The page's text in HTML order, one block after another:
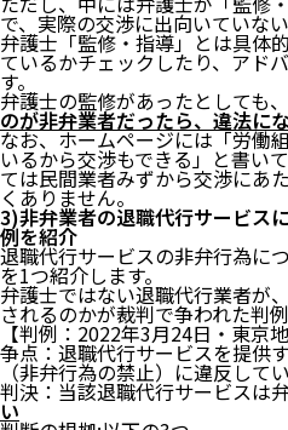
で、実際の交渉に出向いていな
弁護士「監修・指導」とは具体
ているかチェックしたり、アド
す。
弁護士の監修があったとしても、
のが非弁業者だったら、違法に
なお、ホームページには「労働
いるから交渉もできる」と書い
ては民間業者みずから交渉にあ
くありません。
3)非弁業者の退職代行サービス
例を紹介
退職代行サービスの非弁行為に
を1つ紹介します。
弁護士ではない退職代行業者が
されるのかが裁判で争われた判
【判例：2022年3月24日・東京
争点：退職代行サービスを提供
（非弁行為の禁止）に違反して
判決：当該退職代行サービスは
い